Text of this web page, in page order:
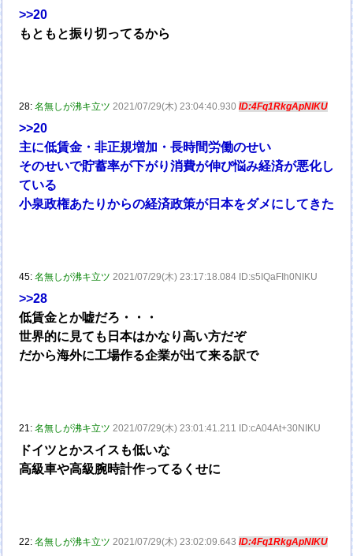
>>20
もともと振り切ってるから
28:名無しが沸キ立ツ 2021/07/29(木) 23:04:40.930ID:4Fq1RkgApNIKU
>>20
主に低賃金・非正規増加・長時間労働のせい
そのせいで貯蓄率が下がり消費が伸び悩み経済が悪化し
ている
小泉政権あたりからの経済政策が日本をダメにしてきた
45:名無しが沸キ立ツ 2021/07/29(木) 23:17:18.084 ID:s5IQaFIh0NIKU
>>28
低賃金とか嘘だろ・・・
世界的に見ても日本はかなり高い方だぞ
だから海外に工場作る企業が出て来る訳で
21:名無しが沸キ立ツ 2021/07/29(木) 23:01:41.211 ID:cA04At+30NIKU
ドイツとかスイスも低いな
高級車や高級腕時計作ってるくせに
22:名無しが沸キ立ツ 2021/07/29(木) 23:02:09.643ID:4Fq1RkgApNIKU